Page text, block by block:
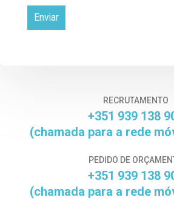
RECRUTAMENTO
+351 939 138
(chamada para a rede
PEDIDO DE
+351 939 138
(chamada para a rede